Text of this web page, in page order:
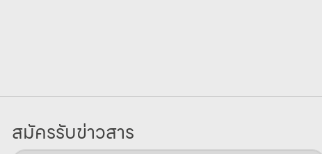
สมัครรับข่าวสาร